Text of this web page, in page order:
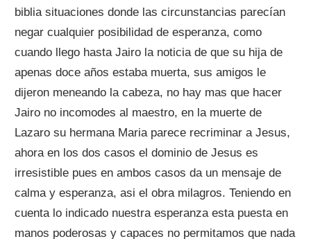
biblia situaciones donde las circunstancias parecían
negar cualquier posibilidad de esperanza, como
cuando llego hasta Jairo la noticia de que su hija de
apenas doce años estaba muerta, sus amigos le
dijeron meneando la cabeza, no hay mas que hacer
Jairo no incomodes al maestro, en la muerte de
Lazaro su hermana Maria parece recriminar a Jesus,
ahora en los dos casos el dominio de Jesus es
irresistible pues en ambos casos da un mensaje de
calma y esperanza, asi el obra milagros. Teniendo en
cuenta lo indicado nuestra esperanza esta puesta en
manos poderosas y capaces no permitamos que nada